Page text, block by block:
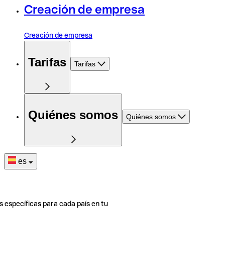
Creación de empresa
Creación de empresa
Tarifas Tarifas
Quiénes somos Quiénes somos
es
específicas para cada país en tu